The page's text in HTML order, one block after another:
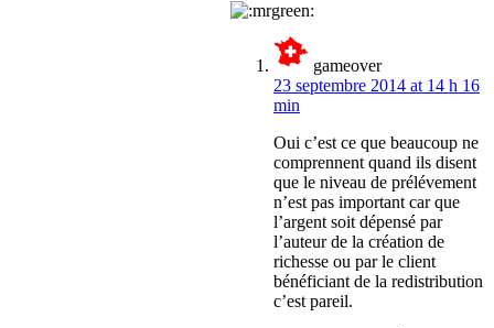
gameover
23 septembre 2014 at 14 h 16
min
Oui c’est ce que beaucoup ne
comprennent quand ils disent
que le niveau de prélévement
n’est pas important car que
l’argent soit dépensé par
l’auteur de la création de
richesse ou par le client
bénéficiant de la redistribution
c’est pareil.